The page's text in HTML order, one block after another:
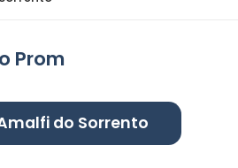
Prom
do Sorrento